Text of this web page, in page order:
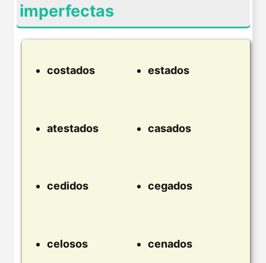
imperfectas
costados estados
atestados casados
cedidos cegados
celosos cenados